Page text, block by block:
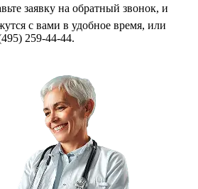
заявку на обратный звонок, и
с вами в удобное время, или
259-44-44.